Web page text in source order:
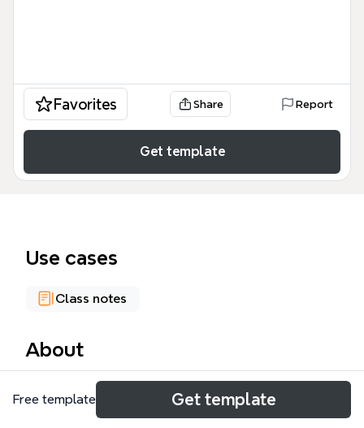
Favorites Share Report
Get template
Use cases
Class notes
About
Le modèle 'Echelon territorial' est une mind map
détaillant les différents niveaux d'organisation
Free template Get template